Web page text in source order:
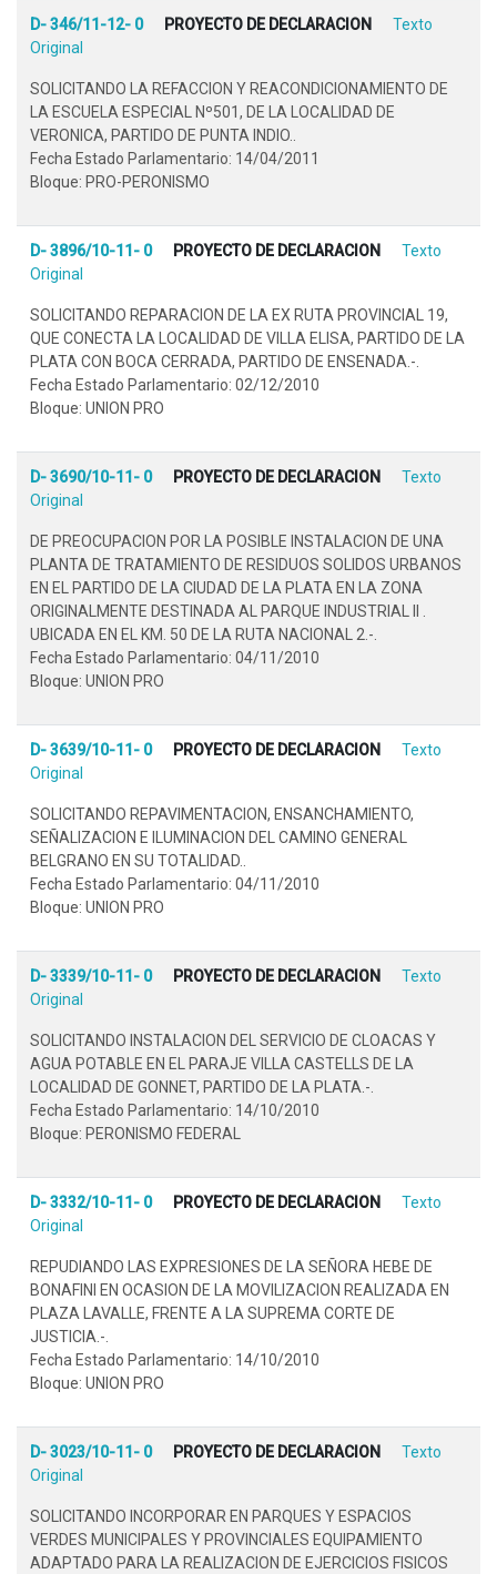
D- 346/11-12- 0 PROYECTO DE DECLARACION
Texto
Original
SOLICITANDO LA REFACCION Y REACONDICIONAMIENTO DE
LA ESCUELA ESPECIAL Nº501, DE LA LOCALIDAD DE
VERONICA, PARTIDO DE PUNTA INDIO..
Fecha Estado Parlamentario: 14/04/2011
Bloque: PRO-PERONISMO
D- 3896/10-11- 0 PROYECTO DE DECLARACION
Texto
Original
SOLICITANDO REPARACION DE LA EX RUTA PROVINCIAL 19,
QUE CONECTA LA LOCALIDAD DE VILLA ELISA, PARTIDO DE LA
PLATA CON BOCA CERRADA, PARTIDO DE ENSENADA.-.
Fecha Estado Parlamentario: 02/12/2010
Bloque: UNION PRO
D- 3690/10-11- 0 PROYECTO DE DECLARACION
Texto
Original
DE PREOCUPACION POR LA POSIBLE INSTALACION DE UNA
PLANTA DE TRATAMIENTO DE RESIDUOS SOLIDOS URBANOS
EN EL PARTIDO DE LA CIUDAD DE LA PLATA EN LA ZONA
ORIGINALMENTE DESTINADA AL PARQUE INDUSTRIAL II .
UBICADA EN EL KM. 50 DE LA RUTA NACIONAL 2.-.
Fecha Estado Parlamentario: 04/11/2010
Bloque: UNION PRO
D- 3639/10-11- 0 PROYECTO DE DECLARACION
Texto
Original
SOLICITANDO REPAVIMENTACION, ENSANCHAMIENTO,
SEÑALIZACION E ILUMINACION DEL CAMINO GENERAL
BELGRANO EN SU TOTALIDAD..
Fecha Estado Parlamentario: 04/11/2010
Bloque: UNION PRO
D- 3339/10-11- 0 PROYECTO DE DECLARACION
Texto
Original
SOLICITANDO INSTALACION DEL SERVICIO DE CLOACAS Y
AGUA POTABLE EN EL PARAJE VILLA CASTELLS DE LA
LOCALIDAD DE GONNET, PARTIDO DE LA PLATA.-.
Fecha Estado Parlamentario: 14/10/2010
Bloque: PERONISMO FEDERAL
D- 3332/10-11- 0 PROYECTO DE DECLARACION
Texto
Original
REPUDIANDO LAS EXPRESIONES DE LA SEÑORA HEBE DE
BONAFINI EN OCASION DE LA MOVILIZACION REALIZADA EN
PLAZA LAVALLE, FRENTE A LA SUPREMA CORTE DE
JUSTICIA.-.
Fecha Estado Parlamentario: 14/10/2010
Bloque: UNION PRO
D- 3023/10-11- 0 PROYECTO DE DECLARACION
Texto
Original
SOLICITANDO INCORPORAR EN PARQUES Y ESPACIOS
VERDES MUNICIPALES Y PROVINCIALES EQUIPAMIENTO
ADAPTADO PARA LA REALIZACION DE EJERCICIOS FISICOS